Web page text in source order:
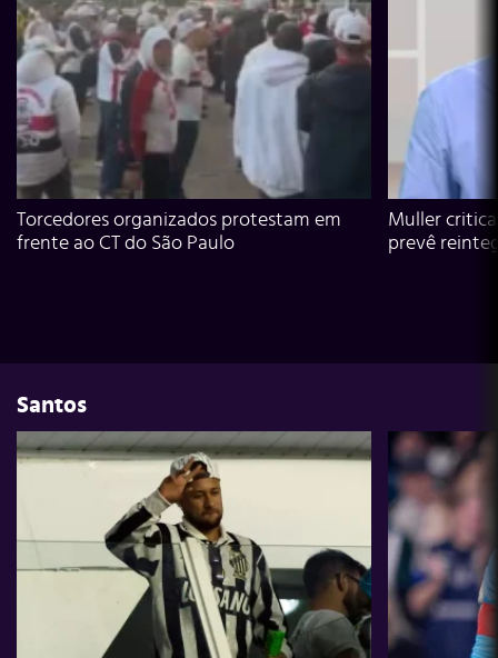
Torcedores organizados protestam em
frente ao CT do São Paulo
Muller
prevê
Santos